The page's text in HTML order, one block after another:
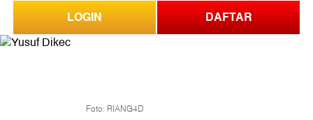
LOGIN DAFTAR
Foto: RIANG4D